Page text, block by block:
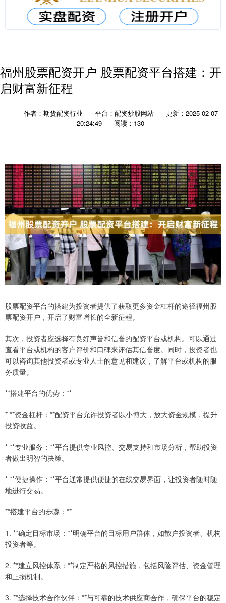
福州股票配资开户 股票配资平台搭建：开
启财富新征程
作者：期货配资行业 平台：配资炒股网站
更新：2025-02-07
20:24:49
阅读：130
股票配资平台的搭建为投资者提供了获取更多资金杠杆的途径福州股
票配资开户，开启了财富增长的全新征程。
其次，投资者应选择有良好声誉和信誉的配资平台或机构。可以通过
查看平台或机构的客户评价和口碑来评估其信誉度。同时，投资者也
可以咨询其他投资者或专业人士的意见和建议，了解平台或机构的服
务质量。
**搭建平台的优势：**
* **资金杠杆：**配资平台允许投资者以小博大，放大资金规模，提升
投资收益。
* **专业服务：**平台提供专业风控、交易支持和市场分析，帮助投资
者做出明智的决策。
* **便捷操作：**平台通常提供便捷的在线交易界面，让投资者随时随
地进行交易。
**搭建平台的步骤：**
1. **确定目标市场：**明确平台的目标用户群体，如散户投资者、机构
投资者等。
2. **建立风控体系：**制定严格的风控措施，包括风险评估、资金管理
和止损机制。
3. **选择技术合作伙伴：**与可靠的技术供应商合作，确保平台的稳定